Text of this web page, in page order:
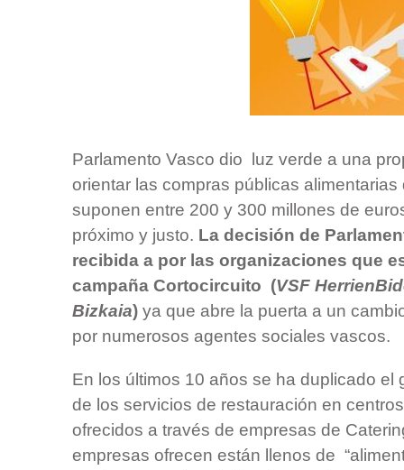
Parlamento Vasco dio luz verde a una
orientar las compras públicas
suponen entre 200 y 300 millones de
próximo y justo. La decisión de
recibida a por las organizaciones que
campaña Cortocircuito (VSF
Bizkaia) ya que abre la puerta a un
por numerosos agentes sociales vascos.
En los últimos 10 años se ha duplicado el
de los servicios de restauración en
ofrecidos a través de empresas de
empresas ofrecen están llenos de